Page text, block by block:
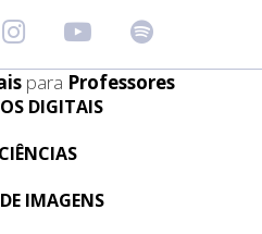
para Professores
DIGITAIS
IMAGENS